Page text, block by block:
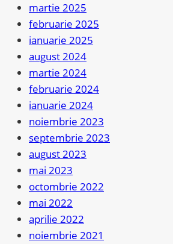
martie 2025
februarie 2025
ianuarie 2025
august 2024
martie 2024
februarie 2024
ianuarie 2024
noiembrie 2023
septembrie 2023
august 2023
mai 2023
octombrie 2022
mai 2022
aprilie 2022
noiembrie 2021